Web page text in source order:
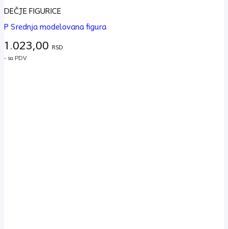
DEČJE FIGURICE
P Srednja modelovana figura
1.023,00 RSD
- sa PDV